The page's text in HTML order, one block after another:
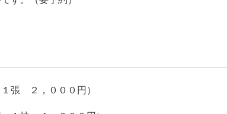
張 ２，０００円）